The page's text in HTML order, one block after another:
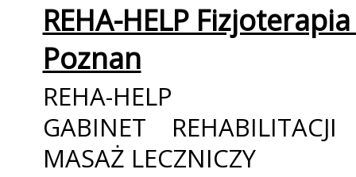
REHA-HELP
Poznan
REHA-HELP
GABINET
MASAŻ LECZNICZY